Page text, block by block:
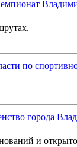
по
города
и